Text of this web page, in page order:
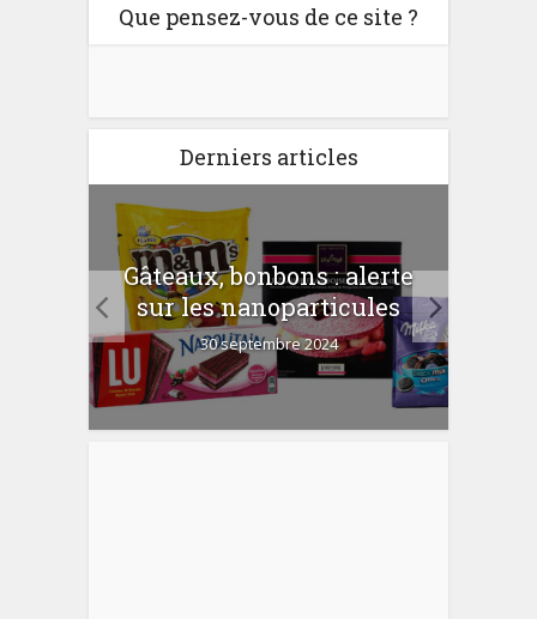
Que pensez-vous de ce site ?
Derniers articles
Gâteaux, bonbons : alerte
sur les nanoparticules
30 septembre 2024